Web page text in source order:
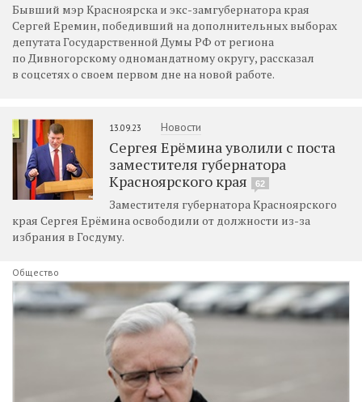
Бывший мэр Красноярска и экс-замгубернатора края
Сергей Еремин, победивший на дополнительных выборах
депутата Государственной Думы РФ от региона
по Дивногорскому одномандатному округу, рассказал
в соцсетях о своем первом дне на новой работе.
13.09.23 Новости
Сергея Ерёмина уволили с поста
заместителя губернатора
Красноярского края
62
Заместителя губернатора Красноярского
края Сергея Ерёмина освободили от должности из-за
избрания в Госдуму.
Общество